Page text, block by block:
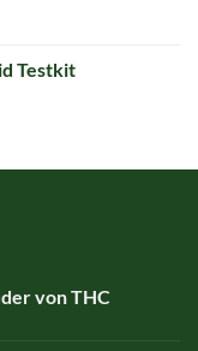
Testkit
von THC